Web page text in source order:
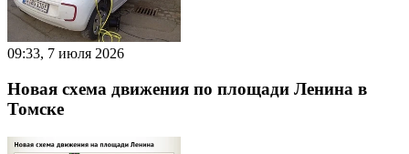
09:33, 7 июля 2026
Новая схема движения по площади Ленина в
Томске